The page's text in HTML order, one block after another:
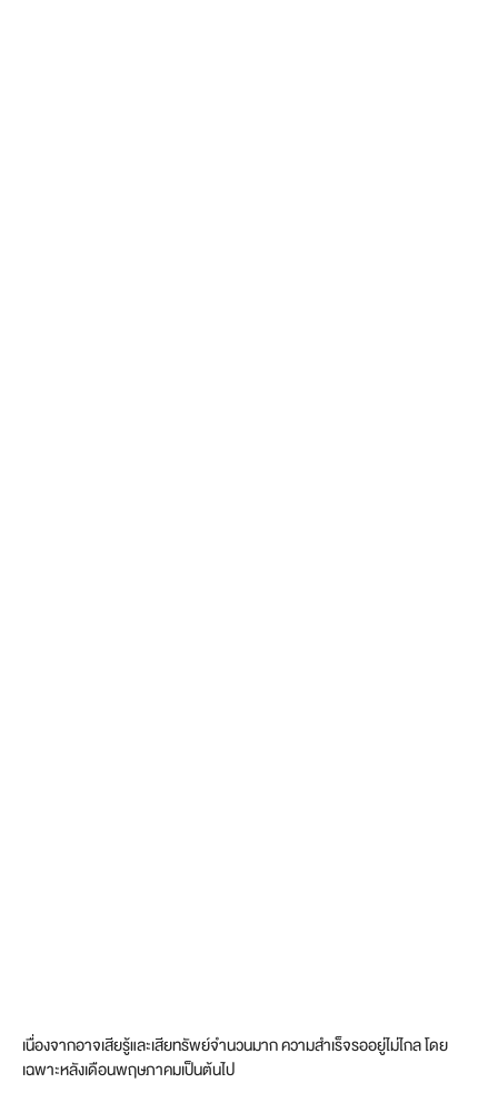
เนื่องจากอาจเสียรู้และเสียทรัพย์จำนวนมาก ความสำเร็จรออยู่ไม่ไกล โดย
เฉพาะหลังเดือนพฤษภาคมเป็นต้นไป